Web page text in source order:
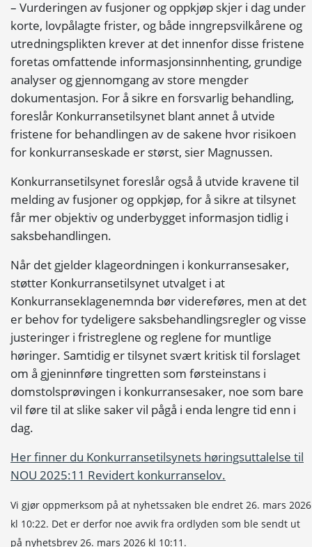
– Vurderingen av fusjoner og oppkjøp skjer i dag under
korte, lovpålagte frister, og både inngrepsvilkårene og
utredningsplikten krever at det innenfor disse fristene
foretas omfattende informasjonsinnhenting, grundige
analyser og gjennomgang av store mengder
dokumentasjon. For å sikre en forsvarlig behandling,
foreslår Konkurransetilsynet blant annet å utvide
fristene for behandlingen av de sakene hvor risikoen
for konkurranseskade er størst, sier Magnussen.
Konkurransetilsynet foreslår også å utvide kravene til
melding av fusjoner og oppkjøp, for å sikre at tilsynet
får mer objektiv og underbygget informasjon tidlig i
saksbehandlingen.
Når det gjelder klageordningen i konkurransesaker,
støtter Konkurransetilsynet utvalget i at
Konkurranseklagenemnda bør videreføres, men at det
er behov for tydeligere saksbehandlingsregler og visse
justeringer i fristreglene og reglene for muntlige
høringer. Samtidig er tilsynet svært kritisk til forslaget
om å gjeninnføre tingretten som førsteinstans i
domstolsprøvingen i konkurransesaker, noe som bare
vil føre til at slike saker vil pågå i enda lengre tid enn i
dag.
Her finner du Konkurransetilsynets høringsuttalelse til
NOU 2025:11 Revidert konkurranselov.
Vi gjør oppmerksom på at nyhetssaken ble endret 26. mars 2026
kl 10:22. Det er derfor noe avvik fra ordlyden som ble sendt ut
på nyhetsbrev 26. mars 2026 kl 10:11.